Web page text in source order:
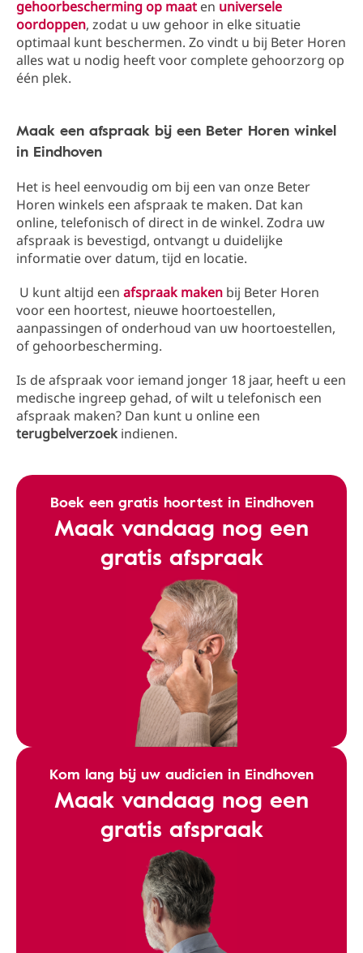
gehoorbescherming op maat en universele
oordoppen, zodat u uw gehoor in elke situatie
optimaal kunt beschermen. Zo vindt u bij Beter Horen
alles wat u nodig heeft voor complete gehoorzorg op
één plek.
Maak een afspraak bij een Beter Horen winkel
in Eindhoven
Het is heel eenvoudig om bij een van onze Beter
Horen winkels een afspraak te maken. Dat kan
online, telefonisch of direct in de winkel. Zodra uw
afspraak is bevestigd, ontvangt u duidelijke
informatie over datum, tijd en locatie.
U kunt altijd een afspraak maken bij Beter Horen
voor een hoortest, nieuwe hoortoestellen,
aanpassingen of onderhoud van uw hoortoestellen,
of gehoorbescherming.
Is de afspraak voor iemand jonger 18 jaar, heeft u een
medische ingreep gehad, of wilt u telefonisch een
afspraak maken? Dan kunt u online een
terugbelverzoek indienen.
Boek een gratis hoortest in Eindhoven
Maak vandaag nog een
gratis afspraak
Kom lang bij uw audicien in Eindhoven
Maak vandaag nog een
gratis afspraak